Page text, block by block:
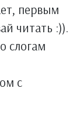
первым
читать :)).
слогам
с